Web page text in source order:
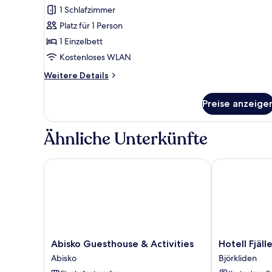
Einzelzimmer,
eigenes
Bad
anzeigen
1 Schlafzimmer
Platz für 1 Person
1 Einzelbett
Kostenloses WLAN
Weitere Details
Weitere
Einzelzimmer,
eigenes
Bad
Preise
Ähnliche Unterkünfte
Abisko
Guesthouse
&
Abisko Guesthouse & Activities
Abisko
Abisko Guesthouse & Activities
Hotell
Fjället
Björkliden
Hotell
Björkliden
Hotell Fjället